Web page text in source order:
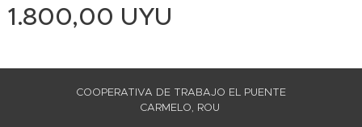
1.800,00 UYU
COOPERATIVA DE TRABAJO EL PUENTE
CARMELO, ROU